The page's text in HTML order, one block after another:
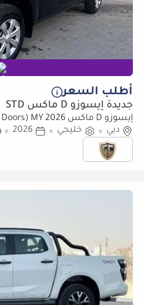
أطلب السعر
جديدة إيسوزو D ماكس STD
إيسوزو D ماكس STD 2.5L 2WD (4x2) Single Cab (2 Doors) MY 2026
دبي
خليجي 2026